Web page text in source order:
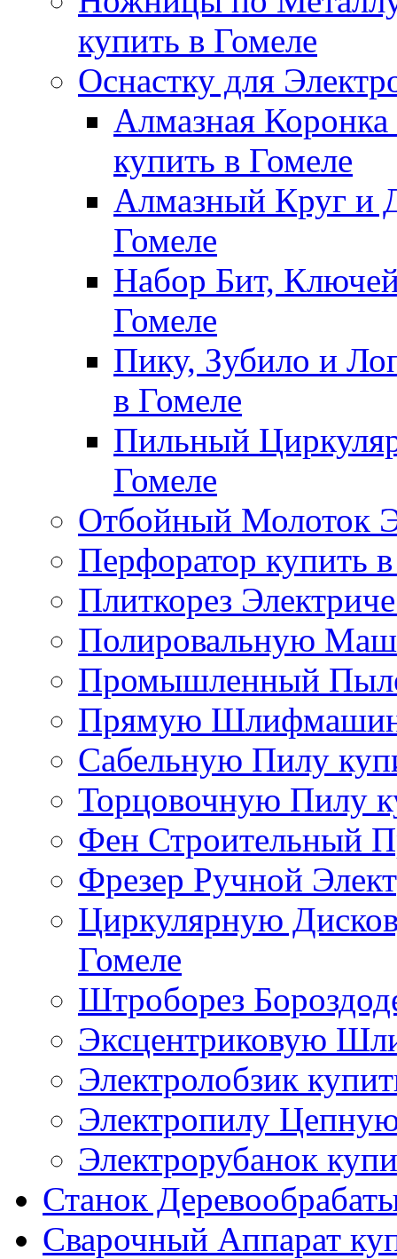
купить в Гомеле
Оснастку для
Алмазная
купить в Гомеле
Алмазный Круг и
Гомеле
Набор Бит,
Гомеле
Пику, Зубило и
в Гомеле
Пильный
Гомеле
Отбойный Молоток
Перфоратор купить
Плиткорез
Полировальную
Промышленный
Прямую
Сабельную Пилу
Торцовочную Пилу
Фен Строительный
Фрезер Ручной
Циркулярную
Гомеле
Штроборез
Эксцентриковую
Электролобзик
Электропилу
Электрорубанок
Станок
Сварочный Аппарат